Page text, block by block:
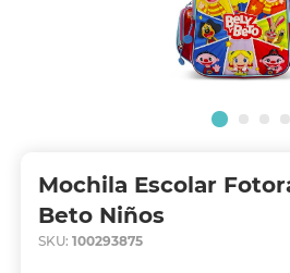
Mochila Escolar
Beto Niños
SKU: 100293875